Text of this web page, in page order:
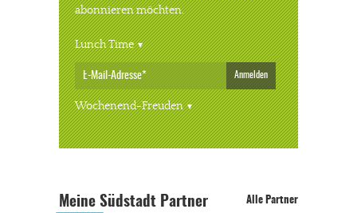
abonnieren möchten.
Lunch Time
Anmelden
Wochenend-Freuden
Meine Südstadt Partner Alle Partner